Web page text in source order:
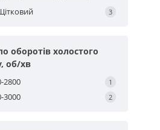
3
оборотів холостого
об/хв
2800 1
3000 2